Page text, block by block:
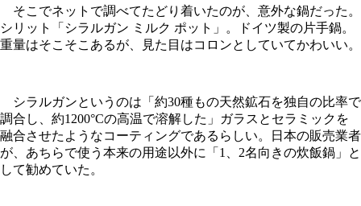
そこでネットで調べてたどり着いたのが、意外な鍋だった。
シリット「シラルガン ミルク ポット」。ドイツ製の片手鍋。
重量はそこそこあるが、見た目はコロンとしていてかわいい。
シラルガンというのは「約30種もの天然鉱石を独自の比率で
調合し、約1200°Cの高温で溶解した」ガラスとセラミックを
融合させたようなコーティングであるらしい。日本の販売業者
が、あちらで使う本来の用途以外に「1、2名向きの炊飯鍋」と
して勧めていた。